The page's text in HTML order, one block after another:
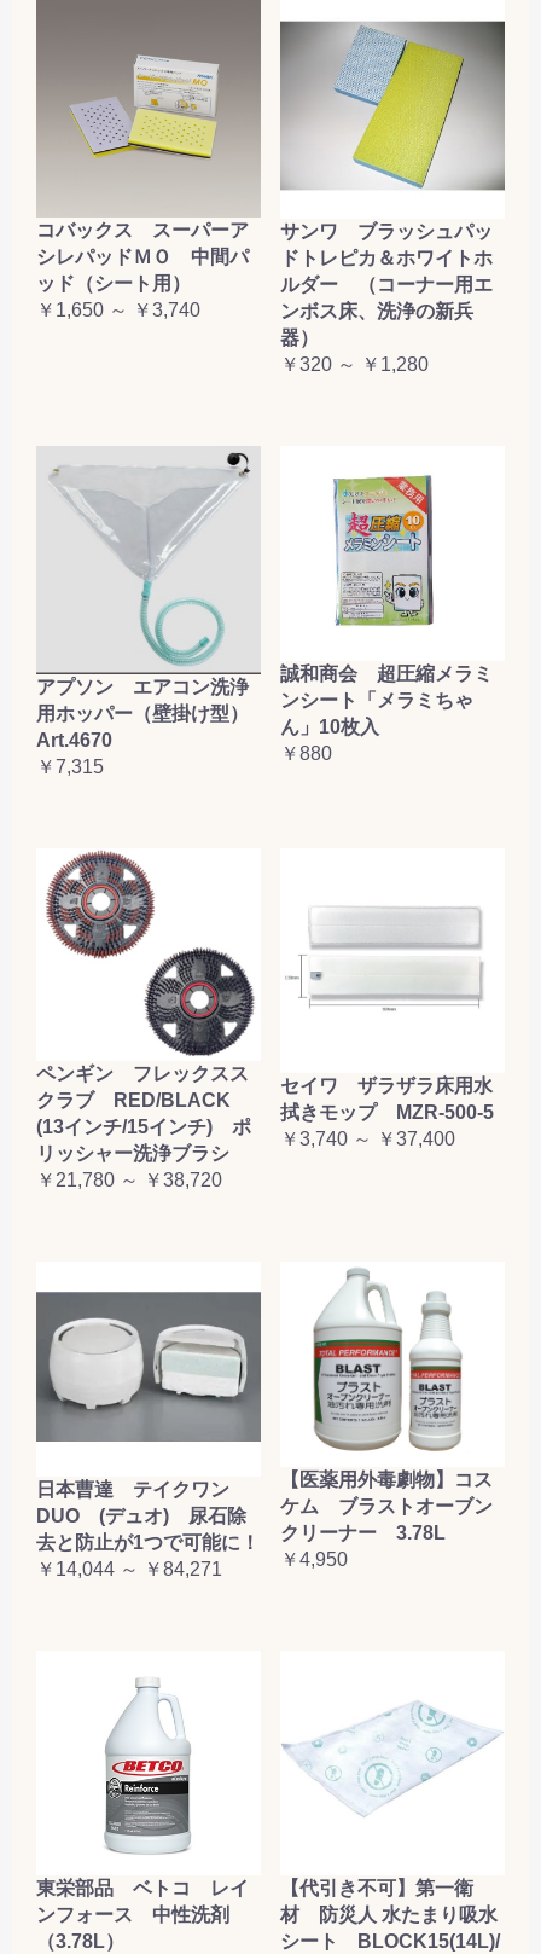
コバックス スーパーア
シレパッドＭＯ 中間パ
ッド（シート用）
￥1,650 ～ ￥3,740
サンワ ブラッシュパッ
ドトレピカ＆ホワイトホ
ルダー （コーナー用エ
ンボス床、洗浄の新兵
器）
￥320 ～ ￥1,280
アプソン エアコン洗浄
用ホッパー（壁掛け型）
Art.4670
￥7,315
誠和商会 超圧縮メラミ
ンシート「メラミちゃ
ん」10枚入
￥880
ペンギン フレックスス
クラブ RED/BLACK
(13インチ/15インチ) ポ
リッシャー洗浄ブラシ
￥21,780 ～ ￥38,720
セイワ ザラザラ床用水
拭きモップ MZR-500-5
￥3,740 ～ ￥37,400
日本曹達 テイクワン
DUO (デュオ) 尿石除
去と防止が1つで可能に！
￥14,044 ～ ￥84,271
【医薬用外毒劇物】コス
ケム ブラストオーブン
クリーナー 3.78L
￥4,950
東栄部品 ベトコ レイ
ンフォース 中性洗剤
（3.78L）
【代引き不可】第一衛
材 防災人 水たまり吸水
シート BLOCK15(14L)/